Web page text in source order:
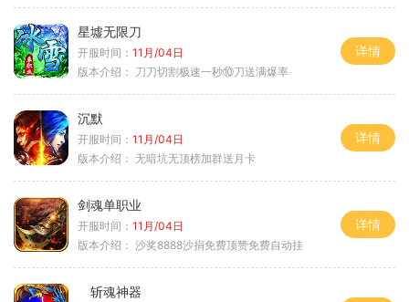
星墟无限刀
开服时间： 11月/04日
版本介绍： 刀刀切割极速一秒⑩刀送满爆率
详情
沉默
开服时间： 11月/04日
版本介绍： 无暗坑无顶榜加群送月卡
详情
剑魂单职业
开服时间： 11月/04日
版本介绍： 沙奖8888沙捐免费顶赞免费自动挂
详情
斩魂神器